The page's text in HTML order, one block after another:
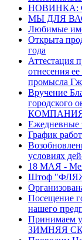
НОВИНКА:
МЫ ДЛЯ
Любимые
Открыта
года
Аттестация
отнесения
промысла
Вручение
Ежедневные
График
условиях
18 МАЯ -
Штоф
Посещение
нашего
Принимаем
ЗИМНЯЯ